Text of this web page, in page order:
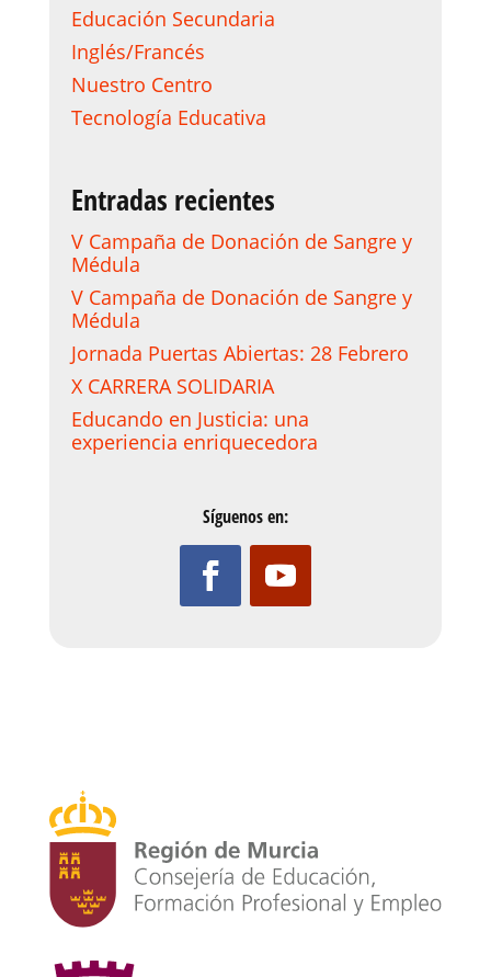
Educación Secundaria
Inglés/Francés
Nuestro Centro
Tecnología Educativa
Entradas recientes
V Campaña de Donación de Sangre y
Médula
V Campaña de Donación de Sangre y
Médula
Jornada Puertas Abiertas: 28 Febrero
X CARRERA SOLIDARIA
Educando en Justicia: una
experiencia enriquecedora
Síguenos en: